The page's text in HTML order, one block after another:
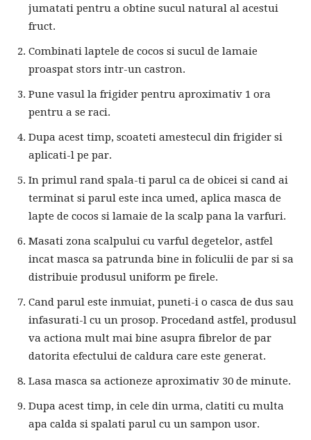
jumatati pentru a obtine sucul natural al acestui
fruct.
Combinati laptele de cocos si sucul de lamaie
proaspat stors intr-un castron.
Pune vasul la frigider pentru aproximativ 1 ora
pentru a se raci.
Dupa acest timp, scoateti amestecul din frigider si
aplicati-l pe par.
In primul rand spala-ti parul ca de obicei si cand ai
terminat si parul este inca umed, aplica masca de
lapte de cocos si lamaie de la scalp pana la varfuri.
Masati zona scalpului cu varful degetelor, astfel
incat masca sa patrunda bine in foliculii de par si sa
distribuie produsul uniform pe firele.
Cand parul este inmuiat, puneti-i o casca de dus sau
infasurati-l cu un prosop. Procedand astfel, produsul
va actiona mult mai bine asupra fibrelor de par
datorita efectului de caldura care este generat.
Lasa masca sa actioneze aproximativ 30 de minute.
Dupa acest timp, in cele din urma, clatiti cu multa
apa calda si spalati parul cu un sampon usor.